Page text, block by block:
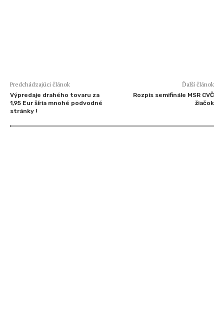
Predchádzajúci článok
Výpredaje drahého tovaru za
1,95 Eur šíria mnohé podvodné
stránky !
Ďalší článok
Rozpis semifinále MSR CVČ
žiačok